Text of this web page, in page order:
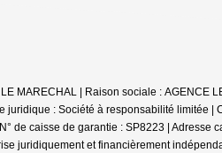
MARECHAL | Raison sociale : AGENCE
juridique : Société à responsabilité limitée |
de caisse de garantie : SP8223 |
juridiquement et financièrement